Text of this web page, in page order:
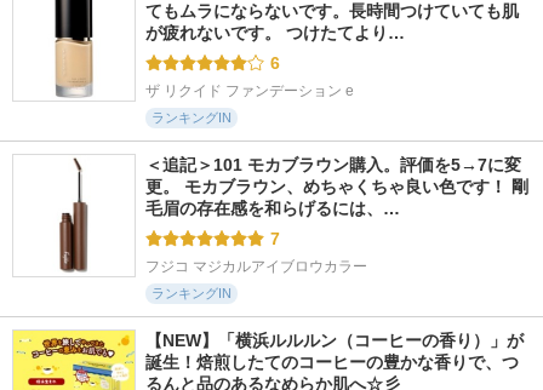
てもムラにならないです。長時間つけていても肌
が疲れないです。 つけたてより…
6
ザ リクイド ファンデーション e
ランキングIN
＜追記＞101 モカブラウン購入。評価を5→7に変
更。 モカブラウン、めちゃくちゃ良い色です！ 剛
毛眉の存在感を和らげるには、…
7
フジコ マジカルアイブロウカラー
ランキングIN
【NEW】「横浜ルルルン（コーヒーの香り）」が
誕生！焙煎したてのコーヒーの豊かな香りで、つ
るんと品のあるなめらか肌へ☆彡